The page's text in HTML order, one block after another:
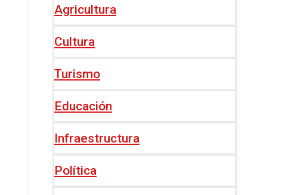
Agricultura
Cultura
Turismo
Educación
Infraestructura
Política